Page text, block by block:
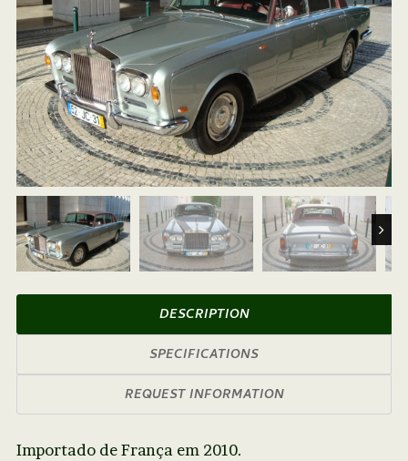
Next
DESCRIPTION
SPECIFICATIONS
REQUEST INFORMATION
Importado de França em 2010.